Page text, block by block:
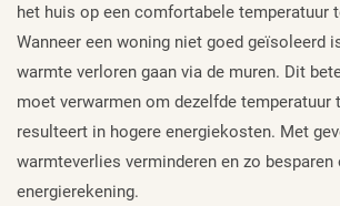
het huis op een comfortabele temperatuur
Wanneer een woning niet goed geïsoleerd
warmte verloren gaan via de muren. Dit
moet verwarmen om dezelfde temperatuur
resulteert in hogere energiekosten. Met
warmteverlies verminderen en zo besparen
energierekening.